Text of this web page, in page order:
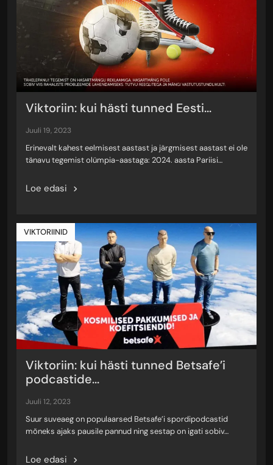
Viktoriin: kui hästi tunned Eesti...
juuli 19, 2023
Erinevalt kahest eelmisest aastast ja järgmisest aastast ei ole
tänavu tegemist olümpia-aastaga: 2024. aasta Pariisi…
Loe edasi
VIKTORIINID
Viktoriin: kui hästi tunned Betsafe’i
podcastide...
juuli 12, 2023
Suur suveaeg on populaarsed Betsafe’i spordipodcastid
mõneks ajaks pausile pannud ning sestap on igati sobiv…
Loe edasi